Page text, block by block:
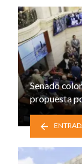
Senado
propuesta